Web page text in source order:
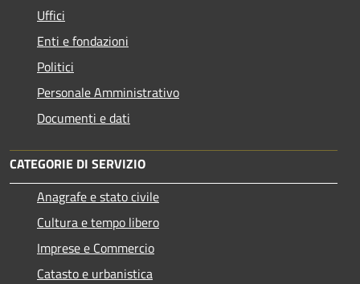
Uffici
Enti e fondazioni
Politici
Personale Amministrativo
Documenti e dati
CATEGORIE DI SERVIZIO
Anagrafe e stato civile
Cultura e tempo libero
Imprese e Commercio
Catasto e urbanistica